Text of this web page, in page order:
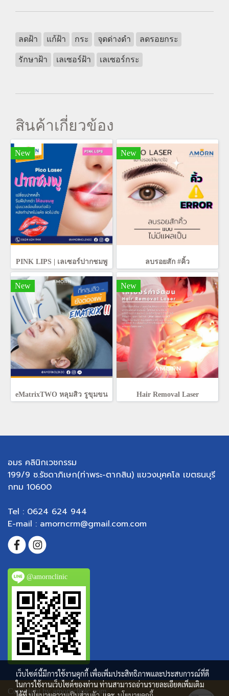
ลดฝ้า แก้ฝ้า กระ จุดด่างดำ ลดรอยกระ
รักษาฝ้า เลเซอร์ฝ้า เลเซอร์กระ
สินค้าเกี่ยวข้อง
New
PINK LIPS | เลเซอร์ปากชมพู
New
ลบรอยสัก #คิ้ว
New
eMatrixTWO หลุมสิว รูขุมขน
New
Hair Removal Laser
อมร คลินิกเวชกรรม
199/9 ซ.รัชดาภิเษก(ท่าพระ-ตากสิน) แขวงบุคคโล เขตธนบุรี
กทม 10600
Tel : 0624 624 944
E-mail : amorncrm@gmail.com.com
@amornclinic
Copyright by amornclinic.com
เว็บไซต์นี้มีการใช้งานคุกกี้ เพื่อเพิ่มประสิทธิภาพและประสบการณ์ที่ดี
ในการใช้งานเว็บไซต์ของท่าน ท่านสามารถอ่านรายละเอียดเพิ่มเติม